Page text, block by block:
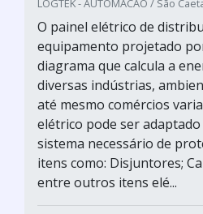
LOGTEK - AUTOMACAO / São
O painel elétrico de
equipamento projetado
diagrama que calcula a
diversas indústrias,
até mesmo comércios
elétrico pode ser
sistema necessário de
itens como: Disjuntores;
entre outros itens elé...